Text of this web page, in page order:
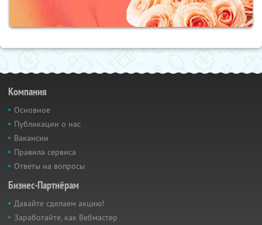
Компания
Основное
Публикации о нас
Вакансии
Правила сервиса
Ответы на вопросы
Бизнес-Партнёрам
Давайте сделаем акцию!
Заработайте, как Вебмастер